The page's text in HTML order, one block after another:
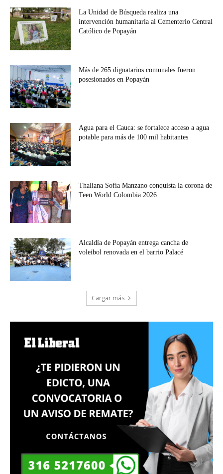
La Unidad de Búsqueda realiza una
intervención humanitaria al Cementerio Central
Católico de Popayán
Más de 265 dignatarios comunales fueron
posesionados en Popayán
Agua para el Cauca: se fortalece acceso a agua
potable para más de 100 mil habitantes
Thaliana Sofía Manzano conquista la corona de
Teen World Colombia 2026
Alcaldía de Popayán entrega cancha de
voleibol renovada en el barrio Palacé
Cargar más